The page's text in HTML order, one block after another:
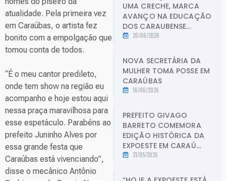
atualidade. Pela primeira vez
em Caraúbas, o artista fez
bonito com a empolgação que
tomou conta de todos.
“É o meu cantor predileto,
onde tem show na região eu
acompanho e hoje estou aqui
nessa praça maravilhosa para
esse espetáculo. Parabéns ao
prefeito Juninho Alves por
essa grande festa que
Caraúbas está vivenciando”,
disse o mecânico Antônio
UMA CRECHE, MARCA
AVANÇO NA EDUCAÇÃO
DOS CARAUBENSE...
20/06/2026
NOVA SECRETÁRIA DA
MULHER TOMA POSSE EM
CARAÚBAS
16/06/2026
PREFEITO GIVAGO
BARRETO COMEMORA
EDIÇÃO HISTÓRICA DA
EXPOESTE EM CARAÚ...
31/05/2026